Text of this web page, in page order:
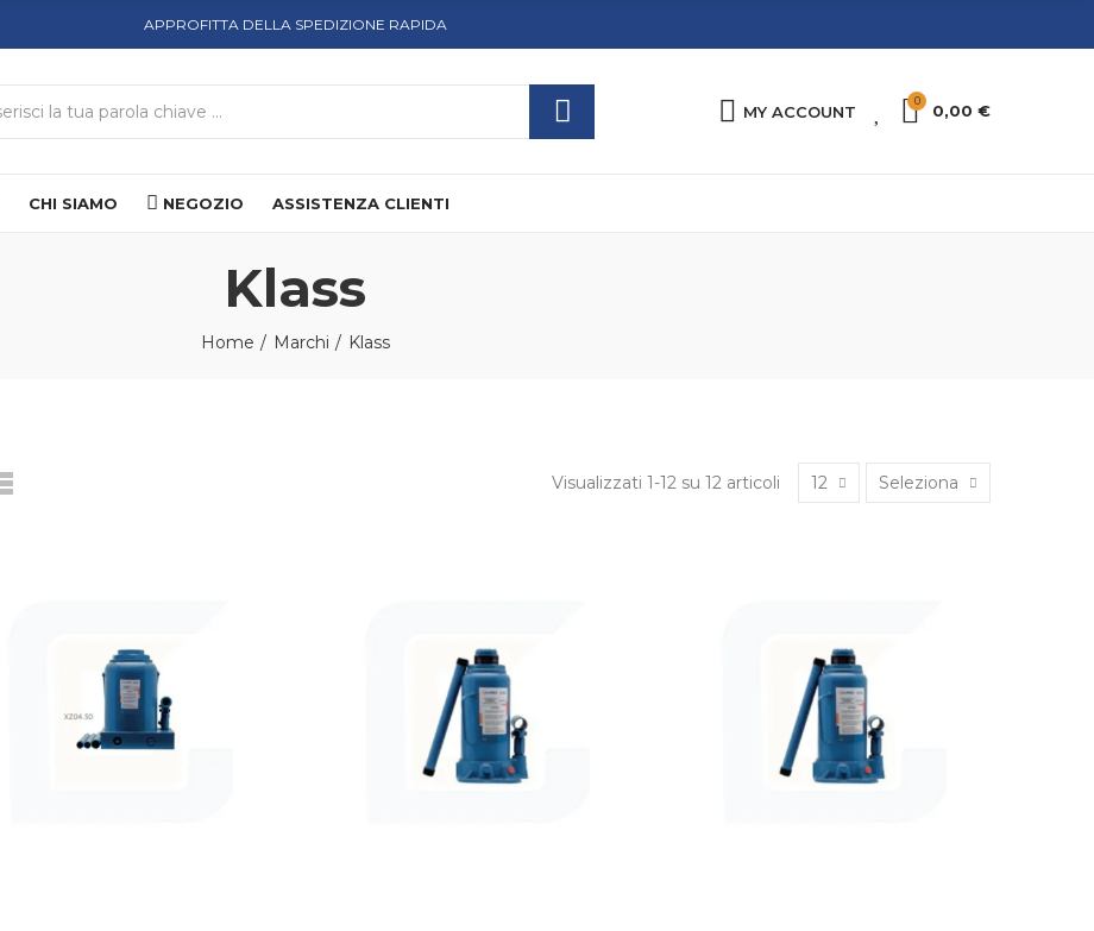
APPROFITTA DELLA SPEDIZIONE RAPIDA
MY ACCOUNT
0
0,00 €
CHI SIAMO NEGOZIO ASSISTENZA CLIENTI
Klass
Home Marchi Klass
Visualizzati 1-12 su 12 articoli 12 Seleziona